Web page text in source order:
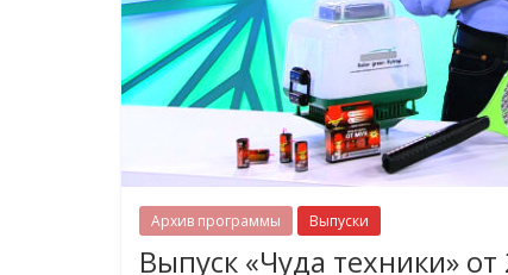
Архив программы Выпуски
Выпуск «Чуда техники»